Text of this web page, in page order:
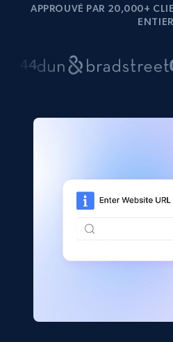
APPROUVÉ PAR 20,000+
ENTIER